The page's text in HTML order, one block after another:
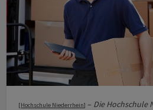
[Hochschule Niederrhein] – Die Hochschule